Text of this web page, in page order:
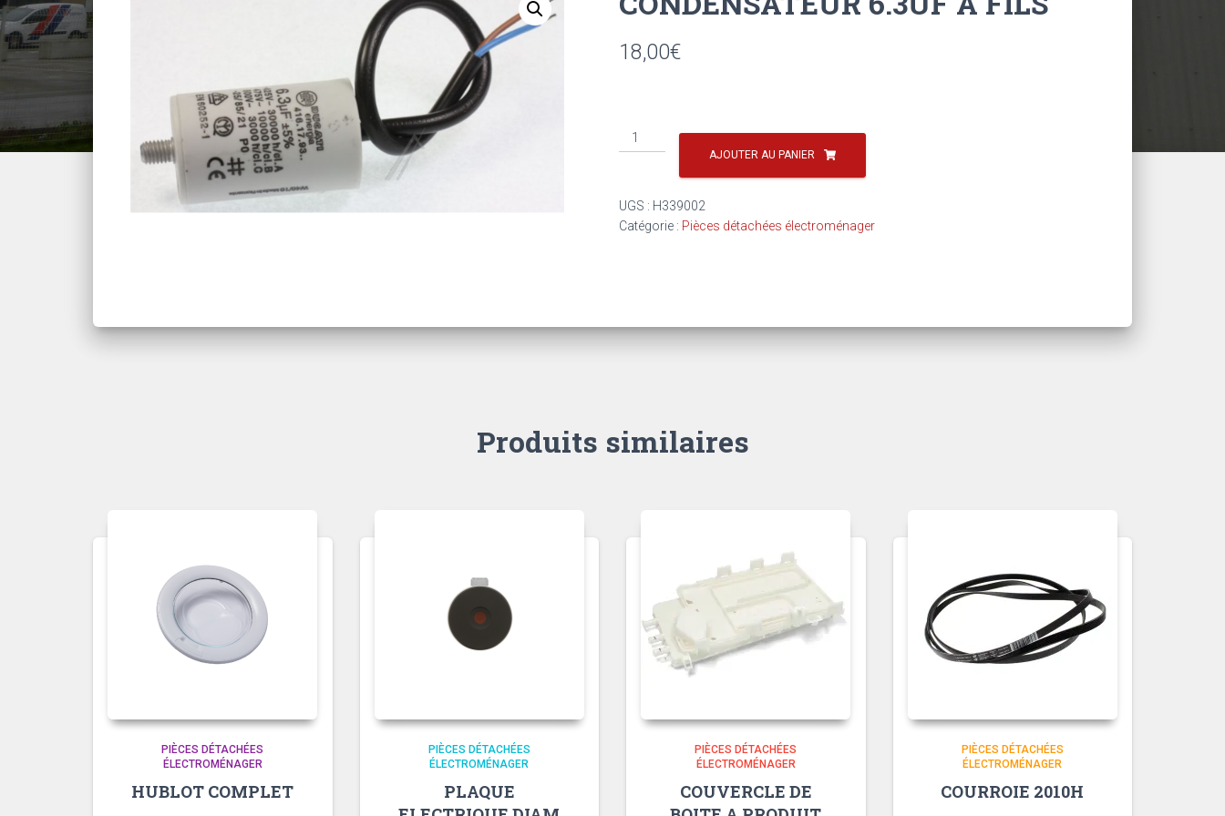
18,00€
quantité
de
CONDENSATEUR
A
FILS
AJOUTER AU PANIER
UGS : H339002
Catégorie : Pièces détachées électroménager
Produits similaires
PIÈCES DÉTACHÉES
ÉLECTROMÉNAGER
HUBLOT COMPLET
PIÈCES DÉTACHÉES
ÉLECTROMÉNAGER
PLAQUE
PIÈCES DÉTACHÉES
ÉLECTROMÉNAGER
COUVERCLE DE
PIÈCES DÉTACHÉES
ÉLECTROMÉNAGER
COURROIE 2010H